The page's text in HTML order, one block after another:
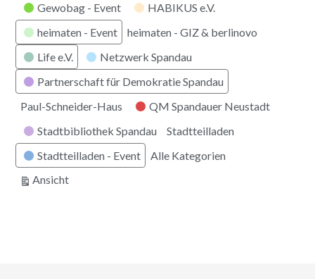
Gewobag - Event
HABIKUS e.V.
heimaten - Event
heimaten - GIZ & berlinovo
Life e.V.
Netzwerk Spandau
Partnerschaft für Demokratie Spandau
Paul-Schneider-Haus
QM Spandauer Neustadt
Stadtbibliothek Spandau
Stadtteilladen
Stadtteilladen - Event
Alle Kategorien
Ansichtausdrucken